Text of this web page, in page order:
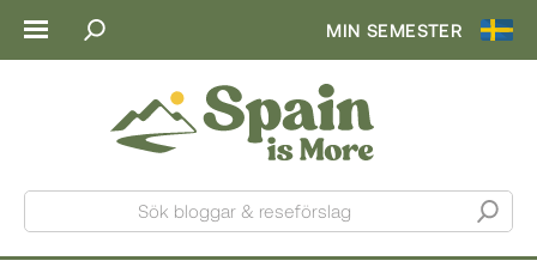
MIN SEMESTER
Sök bloggar & reseförslag